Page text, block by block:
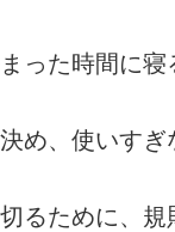
った時間に寝
め、使いす
るために、